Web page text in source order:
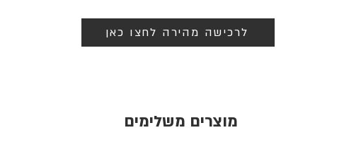
לרכישה מהירה לחצו כאן
מוצרים משלימים